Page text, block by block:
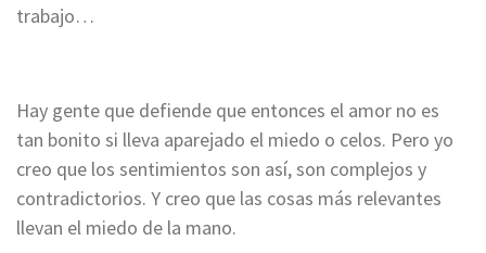
trabajo…
Hay gente que defiende que entonces el amor no es
tan bonito si lleva aparejado el miedo o celos. Pero yo
creo que los sentimientos son así, son complejos y
contradictorios. Y creo que las cosas más relevantes
llevan el miedo de la mano.